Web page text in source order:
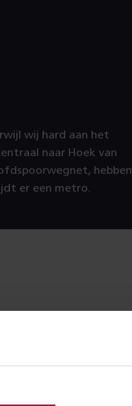
wij hard aan het
naar Hoek van
hebben
er een metro.